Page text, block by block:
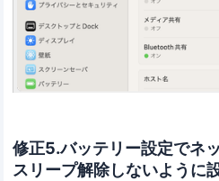
修正5.バッテリー設定でネ
スリープ解除しないように